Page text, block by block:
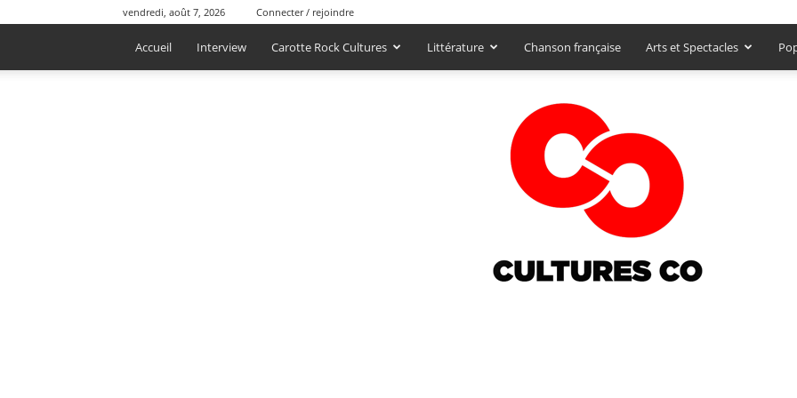
vendredi, août 7, 2026 Connecter / rejoindre
Accueil Interview Carotte Rock Cultures Littérature Chanson française Arts et Spectacles